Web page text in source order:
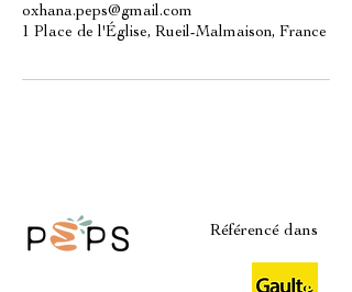
oxhana.peps@gmail.com
1 Place de l'Église, Rueil-Malmaison, France
Référencé dans